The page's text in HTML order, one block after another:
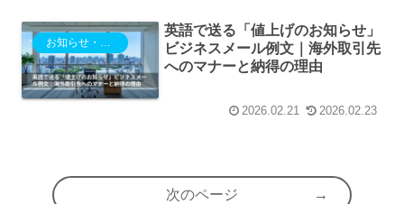
英語で送る「値上げのお知らせ」
ビジネスメール例文｜海外取引先
へのマナーと納得の理由
2026.02.21 2026.02.23
次のページ